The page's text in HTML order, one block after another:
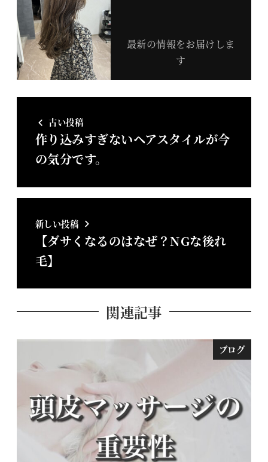
最新の情報をお届けしま
す
古い投稿
作り込みすぎないヘアスタイルが今
の気分です。
新しい投稿
【ダサくなるのはなぜ？NGな後れ
毛】
関連記事
ブログ